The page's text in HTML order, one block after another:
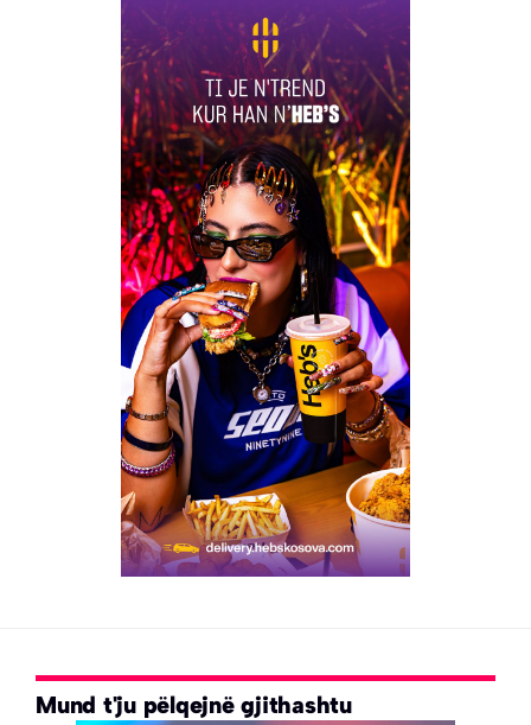
Mund t'ju pëlqejnë gjithashtu